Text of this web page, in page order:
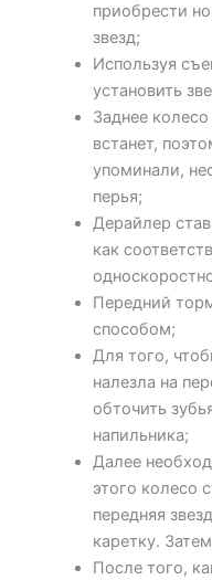
приобрести
звезд;
Используя
установить
Заднее
встанет,
упоминали,
перья;
Дерайлер
как
Передний
способом;
Для того,
налезла на
обточить
напильника;
Далее
этого колесо
передняя
каретку.
После того,